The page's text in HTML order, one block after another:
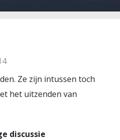
Ze zijn intussen toch
het uitzenden van
discussie